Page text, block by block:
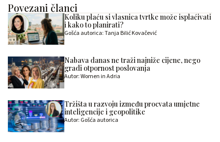
Povezani članci
Koliku plaću si vlasnica tvrtke može isplaćivati
i kako to planirati?
Gošća autorica: Tanja Bilić Kovačević
Nabava danas ne traži najniže cijene, nego
gradi otpornost poslovanja
Autor: Women in Adria
Tržišta u razvoju između procvata umjetne
inteligencije i geopolitike
Autor: Gošća autorica